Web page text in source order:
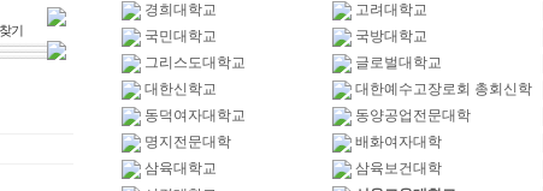
경희대학교
고려대학교
국민대학교
국방대학교
그리스도대학교
글로벌대학교
대한신학교
대한예수고장로회 총회신학
동덕여자대학교
동양공업전문대학
명지전문대학
배화여자대학
삼육대학교
삼육보건대학